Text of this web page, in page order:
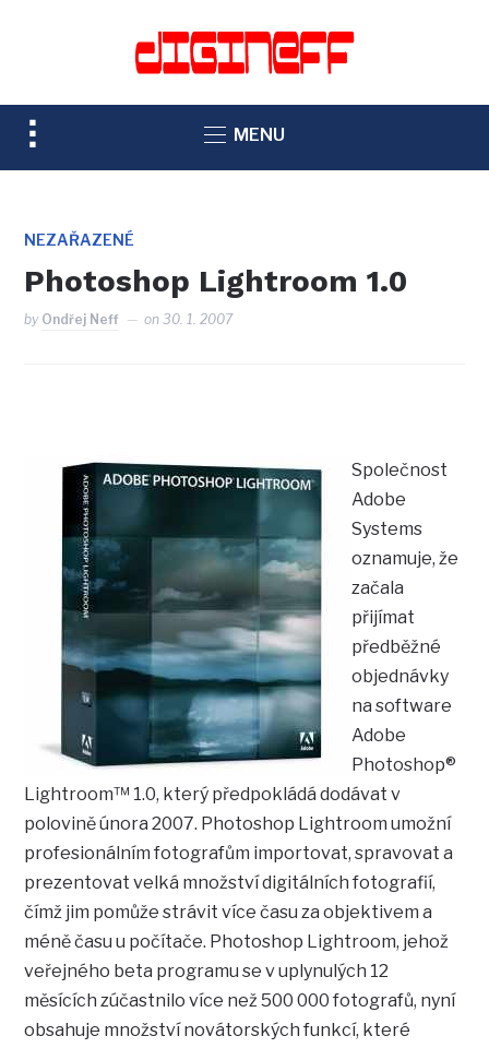
TOGGLE
SIDEBAR
NAVIGATION
MENU
NEZAŘAZENÉ
Photoshop Lightroom 1.0
by Ondřej Neff on30. 1. 2007
Společnost
Adobe
Systems
oznamuje, že
začala
přijímat
předběžné
objednávky
na software
Adobe
Photoshop®
Lightroom™ 1.0, který předpokládá dodávat v
polovině února 2007. Photoshop Lightroom umožní
profesionálním fotografům importovat, spravovat a
prezentovat velká množství digitálních fotografií,
čímž jim pomůže strávit více času za objektivem a
méně času u počítače. Photoshop Lightroom, jehož
veřejného beta programu se v uplynulých 12
měsících zúčastnilo více než 500 000 fotografů, nyní
obsahuje množství novátorských funkcí, které